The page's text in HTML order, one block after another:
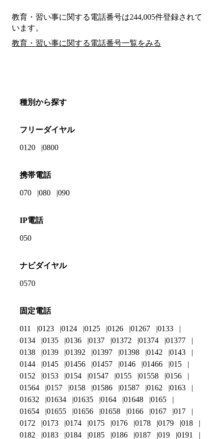
教育・習い事に関する電話番号は244,005件登録されて
います。
教育・習い事に関する電話番号一覧をみる
種別から探す
フリーダイヤル
0120 0800
携帯電話
070 080 090
IP電話
050
ナビダイヤル
0570
固定電話
011 0123 0124 0125 0126 01267
0133
0134
0135 0136 0137 01372 01374
01377
0138
0139 01392 01397 01398 0142
0143
0144
0145 01456 01457 0146 01466
015
0152
0153 0154 01547 0155 01558
0156
01564
0157 0158 01586 01587 0162
0163
01632
01634 01635 0164 01648
0165
01654
01655 01656 01658 0166 0167
017
0172
0173 0174 0175 0176 0178 0179
018
0182
0183 0184 0185 0186 0187 019 0191